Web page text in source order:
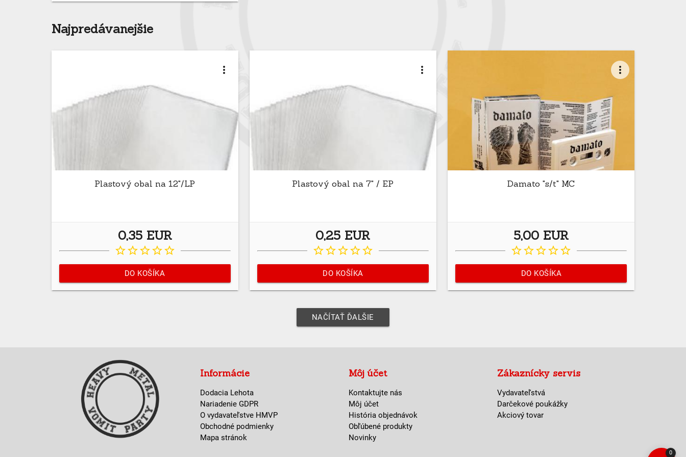
0
Najpredávanejšie
more_vert
Plastový obal na 12"/LP
0,35 EUR
star_borderstar_borderstar_borderstar_borderstar_border
DO KOŠÍKA
more_vert
Plastový obal na 7" / EP
0,25 EUR
star_borderstar_borderstar_borderstar_borderstar_border
DO KOŠÍKA
more_vert
Damato "s/t" MC
5,00 EUR
star_borderstar_borderstar_borderstar_borderstar_border
DO KOŠÍKA
NAČÍTAŤ ĎALŠIE
Informácie
Dodacia Lehota
Nariadenie GDPR
O vydavateľstve HMVP
Obchodné podmienky
Mapa stránok
Môj účet
Kontaktujte nás
Môj účet
História objednávok
Obľúbené produkty
Novinky
Zákaznícky servis
Vydavateľstvá
Darčekové poukážky
Akciový tovar